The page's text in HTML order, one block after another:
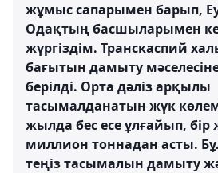
жұмыс сапарымен барып,
Одақтың басшыларымен
жүргіздім. Транскаспий
бағытын дамыту
берілді. Орта дәліз арқылы
тасымалданатын жүк
жылда бес есе ұлғайып,
миллион тоннадан асты.
теңіз тасымалын дамыту